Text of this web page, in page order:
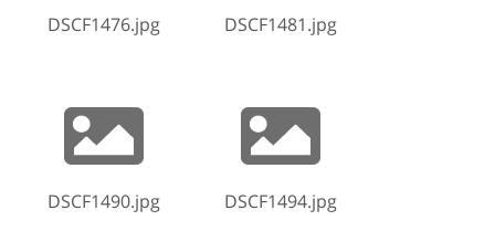
DSCF1476.jpg DSCF1481.jpg
DSCF1490.jpg DSCF1494.jpg